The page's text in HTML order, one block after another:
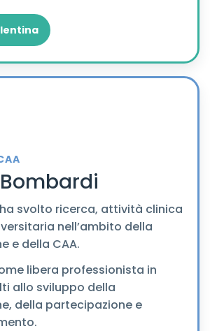
svolto ricerca, attività clinica
nell’ambito della
e della CAA.
libera professionista in
allo sviluppo della
della partecipazione e